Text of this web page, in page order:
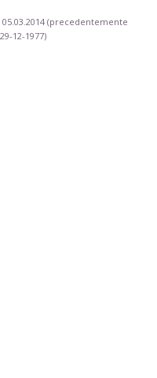
(precedentemente
12-1977)